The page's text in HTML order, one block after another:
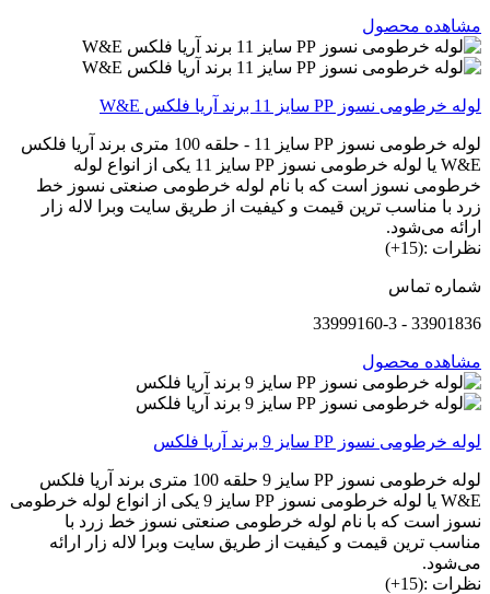
مشاهده محصول
لوله خرطومی نسوز PP سایز 11 برند آریا فلکس W&E
لوله خرطومی نسوز PP سایز 11 - حلقه 100 متری برند آریا فلکس
W&E یا لوله خرطومی نسوز PP سایز 11 یکی از انواع لوله
خرطومی نسوز است که با نام لوله خرطومی صنعتی نسوز خط
زرد با مناسب ترین قیمت و کیفیت از طریق سایت وبرا لاله زار
ارائه می‌شود.
نظرات :(15+)
شماره تماس
33901836 - 33999160-3
مشاهده محصول
لوله خرطومی نسوز PP سایز 9 برند آریا فلکس
لوله خرطومی نسوز PP سایز 9 حلقه 100 متری برند آریا فلکس
W&E یا لوله خرطومی نسوز PP سایز 9 یکی از انواع لوله خرطومی
نسوز است که با نام لوله خرطومی صنعتی نسوز خط زرد با
مناسب ترین قیمت و کیفیت از طریق سایت وبرا لاله زار ارائه
می‌شود.
نظرات :(15+)